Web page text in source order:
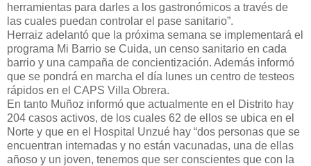
herramientas para darles a los gastronómicos a través de
las cuales puedan controlar el pase sanitario”.
Herraiz adelantó que la próxima semana se implementará el
programa Mi Barrio se Cuida, un censo sanitario en cada
barrio y una campaña de concientización. Además informó
que se pondrá en marcha el día lunes un centro de testeos
rápidos en el CAPS Villa Obrera.
En tanto Muñoz informó que actualmente en el Distrito hay
204 casos activos, de los cuales 62 de ellos se ubica en el
Norte y que en el Hospital Unzué hay “dos personas que se
encuentran internadas y no están vacunadas, una de ellas
añoso y un joven, tenemos que ser conscientes que con la